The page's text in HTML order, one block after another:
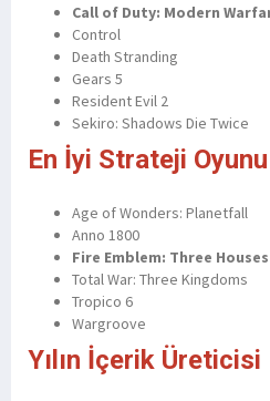
Call of Duty: Modern
Control
Death Stranding
Gears 5
Resident Evil 2
Sekiro: Shadows Die Twice
En İyi Strateji Oyunu
Age of Wonders: Planetfall
Anno 1800
Fire Emblem: Three Houses
Total War: Three Kingdoms
Tropico 6
Wargroove
Yılın İçerik Üreticisi